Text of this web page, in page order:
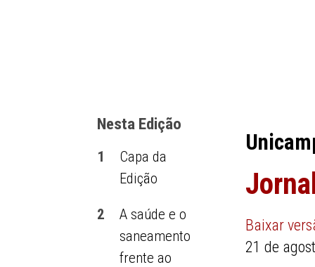
Baixar
21 de
Nesta Edição
1
Capa da
Edição
2
A saúde e o
saneamento
frente ao